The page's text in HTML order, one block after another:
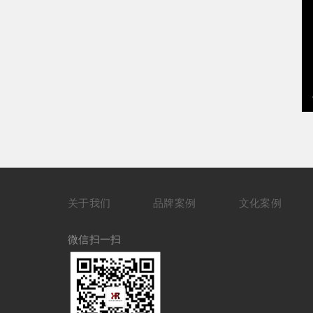
微信扫一扫
文化案例
品牌案例
关于我们